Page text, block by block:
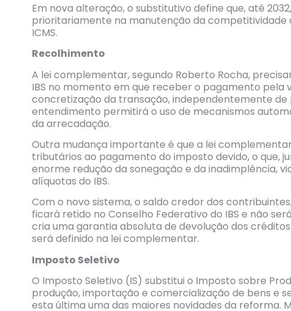
Em nova alteração, o substitutivo define que, até
prioritariamente na manutenção da
ICMS.
Recolhimento
A lei complementar, segundo Roberto Rocha,
IBS no momento em que receber o pagamento pela
concretização da transação, independentemente de
entendimento permitirá o uso de mecanismos
da arrecadação.
Outra mudança importante é que a lei
tributários ao pagamento do imposto devido, o que,
enorme redução da sonegação e da inadimplência,
alíquotas do IBS.
Com o novo sistema, o saldo credor dos
ficará retido no Conselho Federativo do IBS e não
cria uma garantia absoluta de devolução dos
será definido na lei complementar.
Imposto Seletivo
O Imposto Seletivo (IS) substitui o Imposto sobre
produção, importação e comercialização de bens e
esta última uma das maiores novidades da reforma.